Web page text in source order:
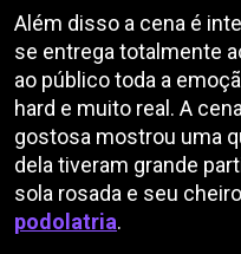
Além disso a cena é
se entrega totalmente
ao público toda a
hard e muito real. A
gostosa mostrou uma
dela tiveram grande
sola rosada e seu
podolatria.